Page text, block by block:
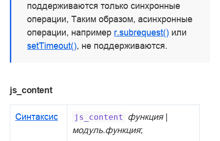
поддерживаются только синхронные
операции, Таким образом, асинхронные
операции, например r.subrequest() или
setTimeout(), не поддерживаются.
js_content
Синтаксис js_content функция|
модуль.функция;